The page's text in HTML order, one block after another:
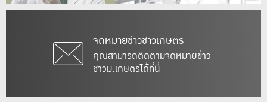
จดหมายข่าวชาวเกษตร
คุณสามารถติดตามจดหมายข่าว
ชาวม.เกษตรได้ที่นี่